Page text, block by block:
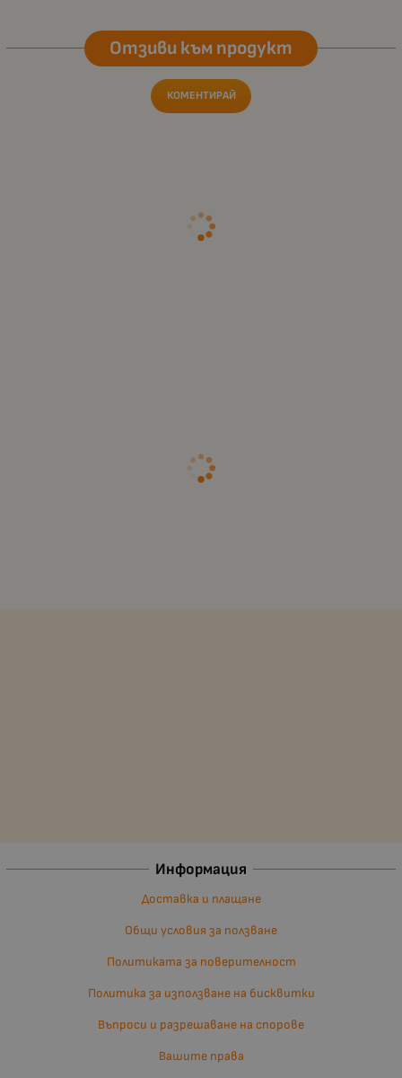
Отзиви към продукт
КОМЕНТИРАЙ
Информация
Доставка и плащане
Общи условия за ползване
Политиката за поверителност
Политика за използване на бисквитки
Въпроси и разрешаване на спорове
Вашите права